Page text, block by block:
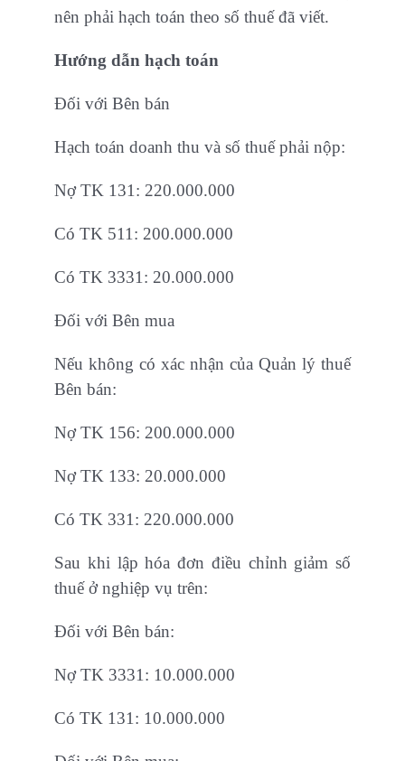
nên phải hạch toán theo số thuế đã viết.
Hướng dẫn hạch toán
Đối với Bên bán
Hạch toán doanh thu và số thuế phải nộp:
Nợ TK 131: 220.000.000
Có TK 511: 200.000.000
Có TK 3331: 20.000.000
Đối với Bên mua
Nếu không có xác nhận của Quản lý thuế
Bên bán:
Nợ TK 156: 200.000.000
Nợ TK 133: 20.000.000
Có TK 331: 220.000.000
Sau khi lập hóa đơn điều chỉnh giảm số
thuế ở nghiệp vụ trên:
Đối với Bên bán:
Nợ TK 3331: 10.000.000
Có TK 131: 10.000.000